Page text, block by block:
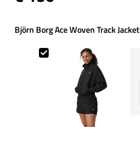
Björn Borg Ace Woven Track Jacket
Björn Borg Ace Woven Track Jacket